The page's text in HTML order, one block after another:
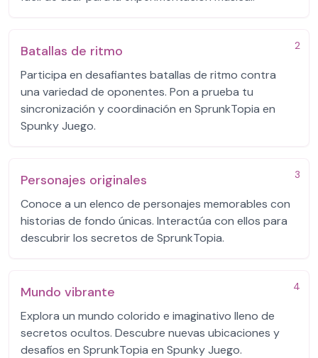
2
Batallas de ritmo
Participa en desafiantes batallas de ritmo contra
una variedad de oponentes. Pon a prueba tu
sincronización y coordinación en SprunkTopia en
Spunky Juego.
3
Personajes originales
Conoce a un elenco de personajes memorables con
historias de fondo únicas. Interactúa con ellos para
descubrir los secretos de SprunkTopia.
4
Mundo vibrante
Explora un mundo colorido e imaginativo lleno de
secretos ocultos. Descubre nuevas ubicaciones y
desafíos en SprunkTopia en Spunky Juego.